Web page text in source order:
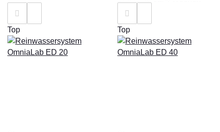
Top Top